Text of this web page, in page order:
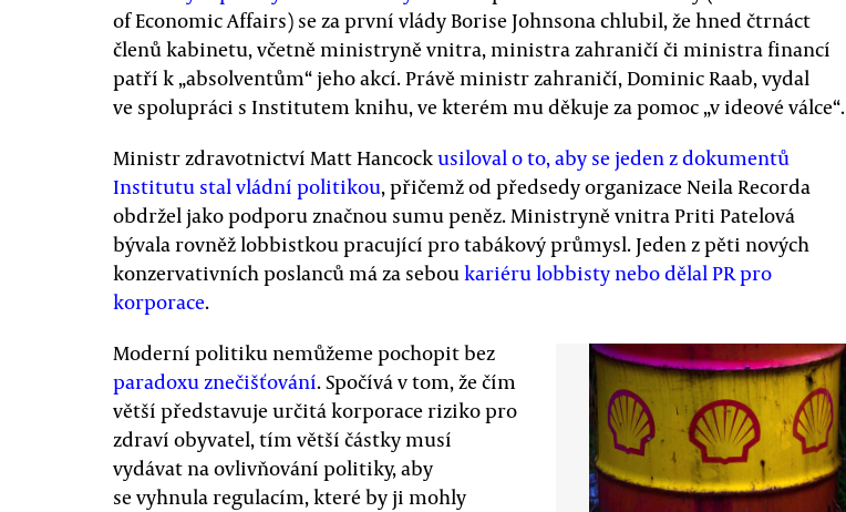
of Economic Affairs) se za první vlády Borise Johnsona chlubil, že hned čtrnáct
členů kabinetu, včetně ministryně vnitra, ministra zahraničí či ministra financí
patří k „absolventům“ jeho akcí. Právě ministr zahraničí, Dominic Raab, vydal
ve spolupráci s Institutem knihu, ve kterém mu děkuje za pomoc „v ideové válce“.
Ministr zdravotnictví Matt Hancockusiloval o to, aby se jeden z dokumentů
Institutu stal vládní politikou, přičemž od předsedy organizace Neila Recorda
obdržel jako podporu značnou sumu peněz. Ministryně vnitra Priti Patelová
bývala rovněž lobbistkou pracující pro tabákový průmysl. Jeden z pěti nových
konzervativních poslanců má za sebou kariéru lobbisty nebo dělal PR pro
korporace.
Moderní politiku nemůžeme pochopit bez
paradoxu znečišťování. Spočívá v tom, že čím
větší představuje určitá korporace riziko pro
zdraví obyvatel, tím větší částky musí
vydávat na ovlivňování politiky, aby
se vyhnula regulacím, které by ji mohly